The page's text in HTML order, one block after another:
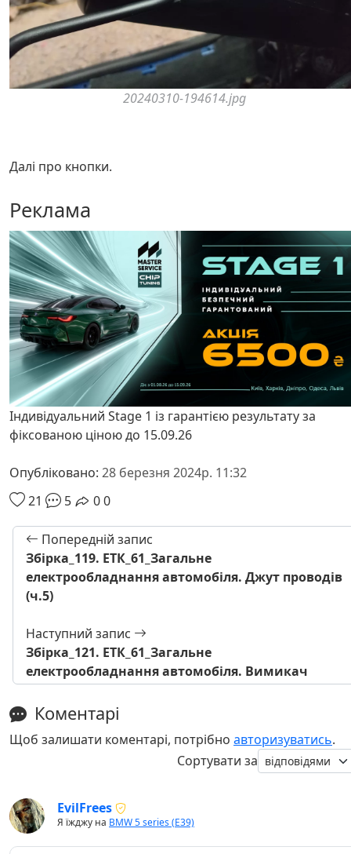
20240310-194614.jpg
Далі про кнопки.
Реклама
Індивідуальний Stage 1 із гарантією результату за
фіксованою ціною до 15.09.26
Опубліковано: 28 березня 2024р. 11:32
21
5 00
Попередній запис
Збірка_119. ЕТК_61_Загальне
електрообладнання автомобіля. Джут проводів
(ч.5)
Наступний запис
Збірка_121. ЕТК_61_Загальне
електрообладнання автомобіля. Вимикач
Коментарі
Щоб залишати коментарі, потрібно авторизуватись.
Сортувати за
EvilFrees
Я їжджу на BMW 5 series (E39)